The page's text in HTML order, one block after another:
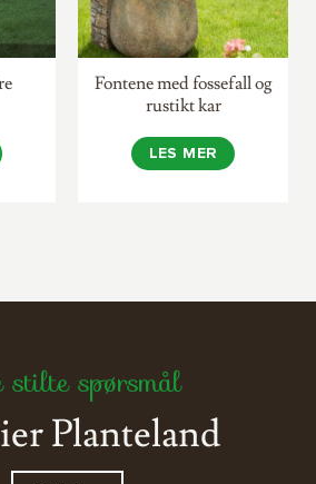
Fontene med fossefall og
rustikt kar
LES MER
stilte spørsmål
Planteland